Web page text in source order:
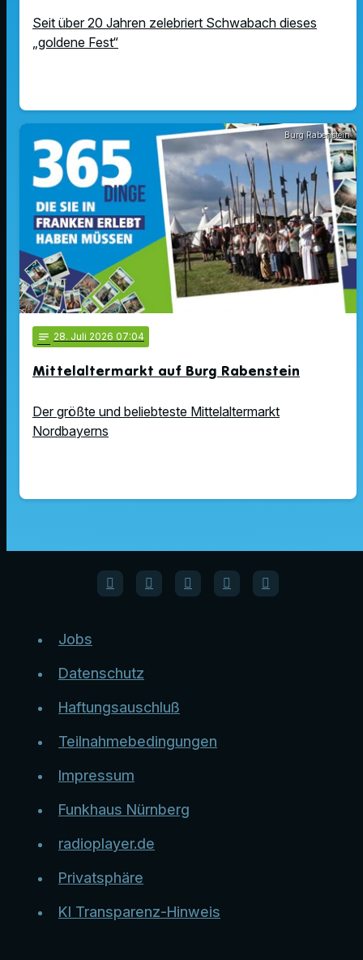
Seit über 20 Jahren zelebriert Schwabach dieses
„goldene Fest“
Burg Rabenstein
notes 28. Juli 2026 07:04
Mittelaltermarkt auf Burg Rabenstein
Der größte und beliebteste Mittelaltermarkt
Nordbayerns
Jobs
Datenschutz
Haftungsauschluß
Teilnahmebedingungen
Impressum
Funkhaus Nürnberg
radioplayer.de
Privatsphäre
KI Transparenz-Hinweis